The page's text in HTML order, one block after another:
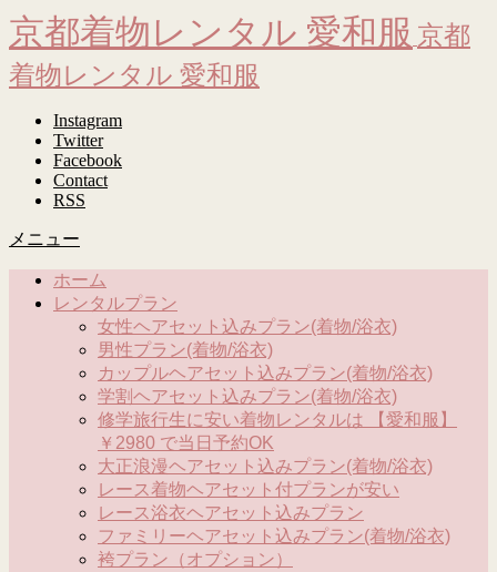
京都着物レンタル 愛和服 京都
着物レンタル 愛和服
Instagram
Twitter
Facebook
Contact
RSS
メニュー
ホーム
レンタルプラン
女性ヘアセット込みプラン(着物/浴衣)
男性プラン(着物/浴衣)
カップルヘアセット込みプラン(着物/浴衣)
学割ヘアセット込みプラン(着物/浴衣)
修学旅行生に安い着物レンタルは 【愛和服】
￥2980 で当日予約OK
大正浪漫ヘアセット込みプラン(着物/浴衣)
レース着物ヘアセット付プランが安い
レース浴衣ヘアセット込みプラン
ファミリーヘアセット込みプラン(着物/浴衣)
袴プラン（オプション）